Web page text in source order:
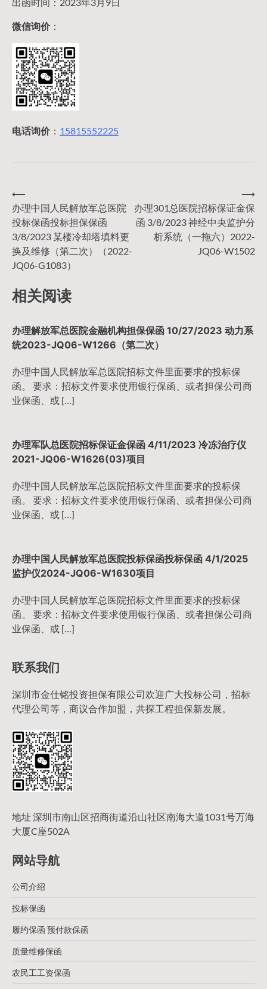
微信询价：
电话询价： 15815552225
文
章
导
航
⟵
办理中国人民解放军总医院
投标保函投标担保保函
3/8/2023 某楼冷却塔填料更
换及维修（第二次）（2022-
JQ06-G1083）
办理301总医院招标保证金保
函 3/8/2023 神经中央监护分
析系统（一拖六）2022-
JQ06-W1502
⟶
相关阅读
办理解放军总医院金融机构担保保函 10/27/2023 动力系
统2023-JQ06-W1266（第二次）
办理中国人民解放军总医院招标文件里面要求的投标保
函。 要求：招标文件要求使用银行保函、或者担保公司商
业保函、或 […]
办理军队总医院招标保证金保函 4/11/2023 冷冻治疗仪
2021-JQ06-W1626(03)项目
办理中国人民解放军总医院招标文件里面要求的投标保
函。 要求：招标文件要求使用银行保函、或者担保公司商
业保函、或 […]
办理中国人民解放军总医院投标保函投标保函 4/1/2025
监护仪2024-JQ06-W1630项目
办理中国人民解放军总医院招标文件里面要求的投标保
函。 要求：招标文件要求使用银行保函、或者担保公司商
业保函、或 […]
联系我们
深圳市金仕铭投资担保有限公司欢迎广大投标公司，招标
代理公司等，商议合作加盟，共探工程担保新发展。
地址 深圳市南山区招商街道沿山社区南海大道1031号万海
大厦C座502A
网站导航
公司介绍
投标保函
履约保函 预付款保函
质量维修保函
农民工工资保函